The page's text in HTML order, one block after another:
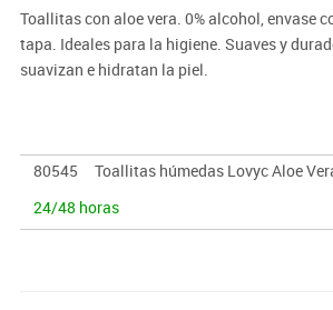
Toallitas con aloe vera. 0% alcohol, envase
tapa. Ideales para la higiene. Suaves y
suavizan e hidratan la piel.
80545
Toallitas húmedas Lovyc Aloe
24/48 horas